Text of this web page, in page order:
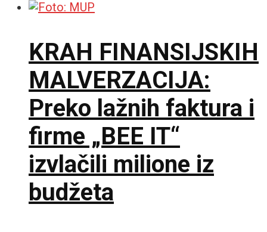
KRAH FINANSIJSKIH
MALVERZACIJA:
Preko lažnih faktura i
firme „BEE IT“
izvlačili milione iz
budžeta